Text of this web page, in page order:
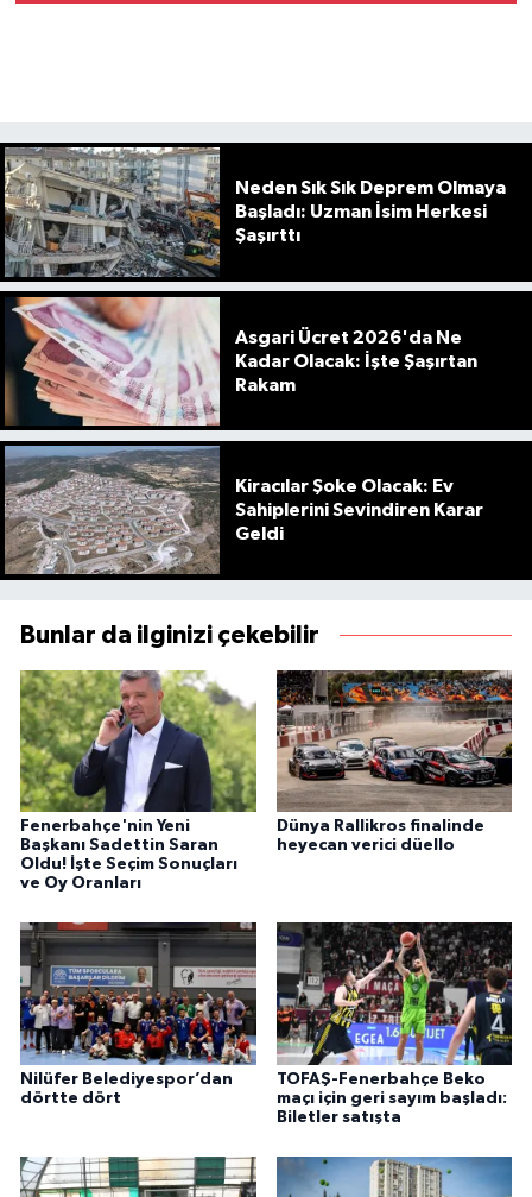
Neden Sık Sık Deprem Olmaya
Başladı: Uzman İsim Herkesi
Şaşırttı
Asgari Ücret 2026'da Ne
Kadar Olacak: İşte Şaşırtan
Rakam
Kiracılar Şoke Olacak: Ev
Sahiplerini Sevindiren Karar
Geldi
Bunlar da ilginizi çekebilir
Fenerbahçe'nin Yeni
Başkanı Sadettin Saran
Oldu! İşte Seçim Sonuçları
ve Oy Oranları
Dünya Rallikros finalinde
heyecan verici düello
Nilüfer Belediyespor’dan
dörtte dört
TOFAŞ-Fenerbahçe Beko
maçı için geri sayım başladı:
Biletler satışta